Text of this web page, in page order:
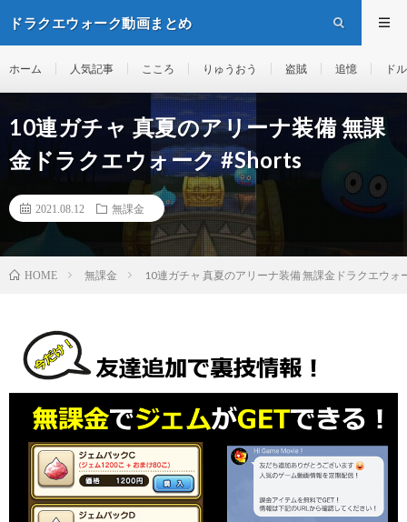
ドラクエウォーク動画まとめ
ホーム 人気記事 こころ りゅうおう 盗賊 追憶 ド
10連ガチャ 真夏のアリーナ装備 無課
金ドラクエウォーク #Shorts
2021.08.12 無課金
HOME 無課金 10連ガチャ 真夏のアリーナ装備 無課金ドラクエウォ